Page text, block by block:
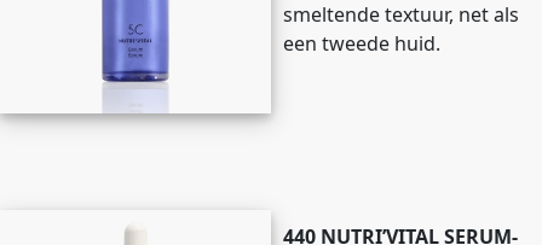
smeltende textuur, net als
een tweede huid.
440 NUTRI’VITAL SERUM-